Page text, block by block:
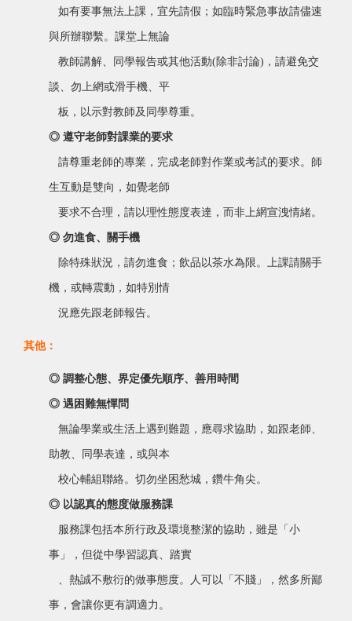
如有要事無法上課，宜先請假；如臨時緊急事故請儘速
與所辦聯繫。課堂上無論
教師講解、同學報告或其他活動(除非討論)，請避免交
談、勿上網或滑手機、平
板，以示對教師及同學尊重。
◎ 遵守老師對課業的要求
請尊重老師的專業，完成老師對作業或考試的要求。師
生互動是雙向，如覺老師
要求不合理，請以理性態度表達，而非上網宣洩情緒。
◎ 勿進食、關手機
除特殊狀況，請勿進食；飲品以茶水為限。上課請關手
機，或轉震動，如特別情
況應先跟老師報告。
其他：
◎ 調整心態、界定優先順序、善用時間
◎ 遇困難無憚問
無論學業或生活上遇到難題，應尋求協助，如跟老師、
助教、同學表達，或與本
校心輔組聯絡。切勿坐困愁城，鑽牛角尖。
◎ 以認真的態度做服務課
服務課包括本所行政及環境整潔的協助，雖是「小
事」，但從中學習認真、踏實
、熱誠不敷衍的做事態度。人可以「不賤」，然多所鄙
事，會讓你更有調適力。